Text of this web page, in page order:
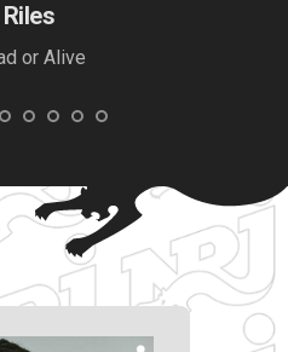
Novaqueen
Gada